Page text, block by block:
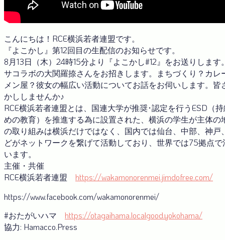
こんにちは！RCE横浜若者連盟です。
『よこかし』第12回目の生配信のお知らせです。
8月13日（木）24時15分より『よこかし#12』をお送りしま
サコラボの大関羅捺さんをお招きします。まちづくり？カレ
メン屋？彼女の幅広い活動についてお話をお伺いします。皆
かししませんか♪
RCE横浜若者連盟とは、国連大学が推奨･認定を行うESD（
めの教育）を推進する為に設置された、横浜の学生が主体の
の取り組みは横浜だけではなく、国内では仙台、中部、神戸
どがネットワークを繋げて活動しており、世界では75拠点
います。
主催・共催
RCE横浜若者連盟 https://wakamonorenmei.jimdofree.com/
https://www.facebook.com/wakamonorenmei/
#おたがいハマ https://otagaihama.localgood.yokohama/
協力: Hamacco.Press